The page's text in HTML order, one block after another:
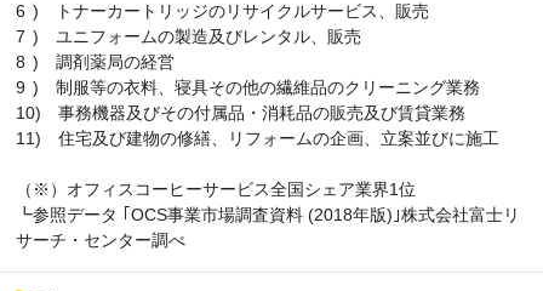
6 ) トナーカートリッジのリサイクルサービス、販売
7 ) ユニフォームの製造及びレンタル、販売
8 ) 調剤薬局の経営
9 ) 制服等の衣料、寝具その他の繊維品のクリーニング業務
10) 事務機器及びその付属品・消耗品の販売及び賃貸業務
11) 住宅及び建物の修繕、リフォームの企画、立案並びに施工
（※）オフィスコーヒーサービス全国シェア業界1位
┗参照データ ｢OCS事業市場調査資料 (2018年版)｣株式会社富士リ
サーチ・センター調べ